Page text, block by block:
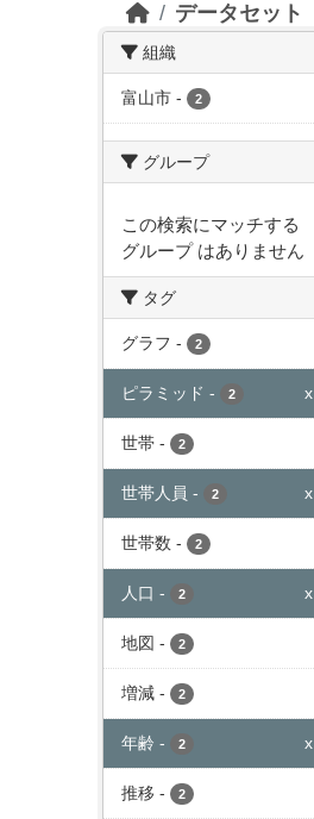
データセット
組織
富山市 - 2
グループ
この検索にマッチする
グループ はありません
タグ
グラフ - 2
ピラミッド - 2 x
世帯 - 2
世帯人員 - 2 x
世帯数 - 2
人口 - 2 x
地図 - 2
増減 - 2
年齢 - 2 x
推移 - 2